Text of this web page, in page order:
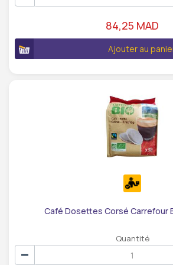
84,25 MAD
Ajouter au
Café Dosettes Corsé Carrefour
Quantité